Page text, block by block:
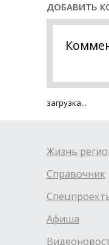
ДОБАВИТЬ
загрузка...
Жизнь
Справочник
Афиша